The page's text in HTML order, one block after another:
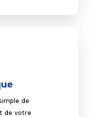
de
de votre